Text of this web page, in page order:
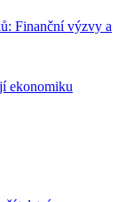
Finanční výzvy a
ekonomiku